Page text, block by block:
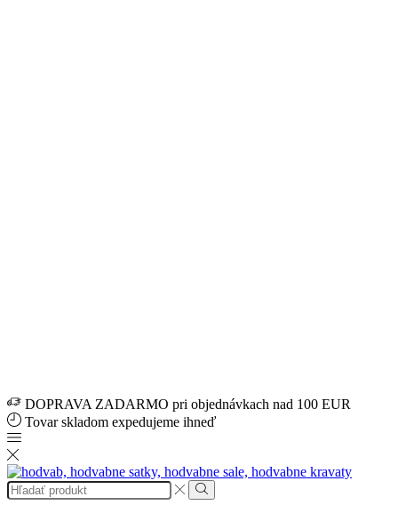
DOPRAVA ZADARMO pri objednávkach nad 100 EUR
Tovar skladom expedujeme ihneď
Search
input
Search